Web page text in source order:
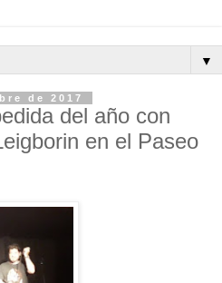
▼
de 2017
del año con
en el Paseo